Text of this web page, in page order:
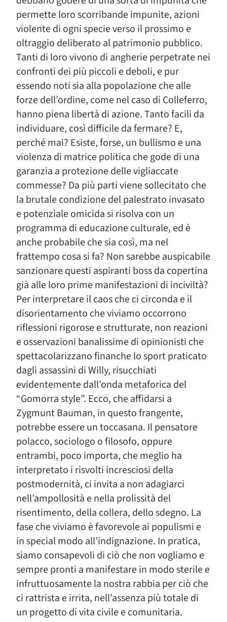
permette loro scorribande impunite, azioni
violente di ogni specie verso il prossimo e
oltraggio deliberato al patrimonio pubblico.
Tanti di loro vivono di angherie perpetrate nei
confronti dei più piccoli e deboli, e pur
essendo noti sia alla popolazione che alle
forze dell’ordine, come nel caso di Colleferro,
hanno piena libertà di azione. Tanto facili da
individuare, così difficile da fermare? E,
perché mai? Esiste, forse, un bullismo e una
violenza di matrice politica che gode di una
garanzia a protezione delle vigliaccate
commesse? Da più parti viene sollecitato che
la brutale condizione del palestrato invasato
e potenziale omicida si risolva con un
programma di educazione culturale, ed è
anche probabile che sia così, ma nel
frattempo cosa si fa? Non sarebbe auspicabile
sanzionare questi aspiranti boss da copertina
già alle loro prime manifestazioni di inciviltà?
Per interpretare il caos che ci circonda e il
disorientamento che viviamo occorrono
riflessioni rigorose e strutturate, non reazioni
e osservazioni banalissime di opinionisti che
spettacolarizzano finanche lo sport praticato
dagli assassini di Willy, risucchiati
evidentemente dall’onda metaforica del
“Gomorra style”. Ecco, che affidarsi a
Zygmunt Bauman, in questo frangente,
potrebbe essere un toccasana. Il pensatore
polacco, sociologo o filosofo, oppure
entrambi, poco importa, che meglio ha
interpretato i risvolti incresciosi della
postmodernità, ci invita a non adagiarci
nell’ampollosità e nella prolissità del
risentimento, della collera, dello sdegno. La
fase che viviamo è favorevole ai populismi e
in special modo all’indignazione. In pratica,
siamo consapevoli di ciò che non vogliamo e
sempre pronti a manifestare in modo sterile e
infruttuosamente la nostra rabbia per ciò che
ci rattrista e irrita, nell’assenza più totale di
un progetto di vita civile e comunitaria.